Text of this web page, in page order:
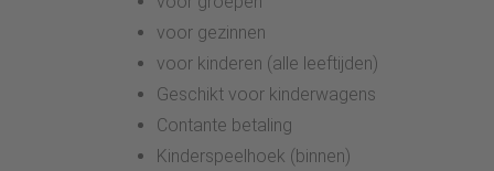
voor gezinnen
voor kinderen (alle leeftijden)
Geschikt voor kinderwagens
Contante betaling
Kinderspeelhoek (binnen)